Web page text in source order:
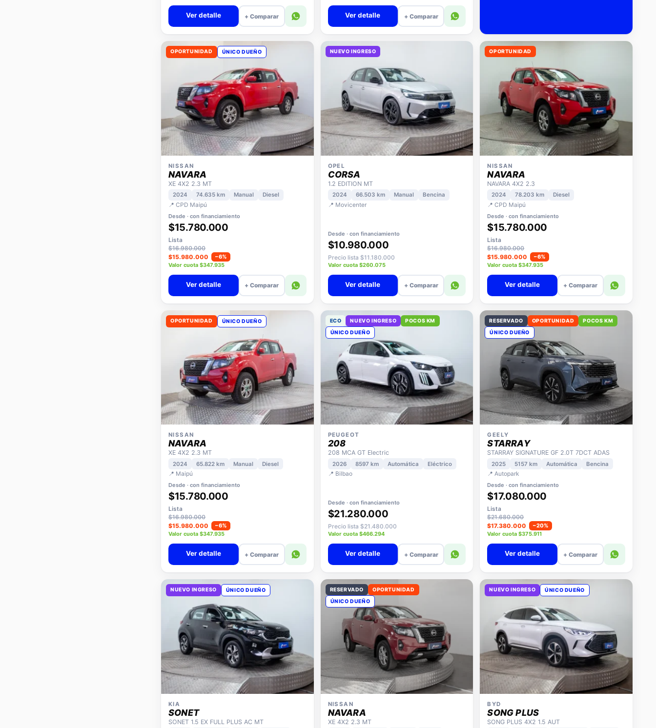
Ver detalle + Comparar Ver detalle + Comparar
OPORTUNIDAD ÚNICO DUEÑO
NISSAN
NAVARA
XE 4X2 2.3 MT
2024 74.635 km Manual Diesel
📍 CPD Maipú
Desde · con financiamiento
$15.780.000
Lista
$16.980.000
$15.980.000
−6%
Valor cuota $347.935
Ver detalle + Comparar
NUEVO INGRESO
OPEL
CORSA
1.2 EDITION MT
2024 66.503 km Manual Bencina
📍 Movicenter
Desde · con financiamiento
$10.980.000
Precio lista $11.180.000
Valor cuota $260.075
Ver detalle + Comparar
OPORTUNIDAD
NISSAN
NAVARA
NAVARA 4X2 2.3
2024 78.203 km Diesel
📍 CPD Maipú
Desde · con financiamiento
$15.780.000
Lista
$16.980.000
$15.980.000
−6%
Valor cuota $347.935
Ver detalle + Comparar
OPORTUNIDAD ÚNICO DUEÑO
NISSAN
NAVARA
XE 4X2 2.3 MT
2024 65.822 km Manual Diesel
📍 Maipú
Desde · con financiamiento
$15.780.000
Lista
$16.980.000
$15.980.000
−6%
Valor cuota $347.935
Ver detalle + Comparar
ECO NUEVO INGRESO
POCOS KM
ÚNICO DUEÑO
PEUGEOT
208
208 MCA GT Electric
2026 8597 km Automática Eléctrico
📍 Bilbao
Desde · con financiamiento
$21.280.000
Precio lista $21.480.000
Valor cuota $466.294
Ver detalle + Comparar
RESERVADO OPORTUNIDAD
POCOS KM
ÚNICO DUEÑO
GEELY
STARRAY
STARRAY SIGNATURE GF 2.0T 7DCT ADAS
2025 5157 km Automática Bencina
📍 Autopark
Desde · con financiamiento
$17.080.000
Lista
$21.680.000
$17.380.000
−20%
Valor cuota $375.911
Ver detalle + Comparar
NUEVO INGRESO ÚNICO DUEÑO
KIA
SONET
SONET 1.5 EX FULL PLUS AC MT
RESERVADO
OPORTUNIDAD
ÚNICO DUEÑO
NISSAN
NAVARA
XE 4X2 2.3 MT
NUEVO INGRESO ÚNICO DUEÑO
BYD
SONG PLUS
SONG PLUS 4X2 1.5 AUT